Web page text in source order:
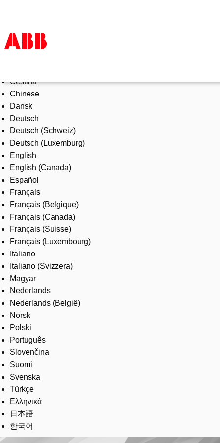
Products & Solutions
Industries
Services
About us
Where to buy
Contact us
Careers
Čeština
Chinese
Dansk
Deutsch
Deutsch (Schweiz)
Deutsch (Luxemburg)
English
English (Canada)
Español
Français
Français (Belgique)
Français (Canada)
Français (Suisse)
Français (Luxembourg)
Italiano
Italiano (Svizzera)
Magyar
Nederlands
Nederlands (België)
Norsk
Polski
Português
Slovenčina
Suomi
Svenska
Türkçe
Ελληνικά
日本語
한국어